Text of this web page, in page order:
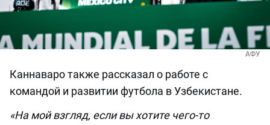
АФУ
Каннаваро также рассказал о работе с
командой и развитии футбола в Узбекистане.
«На мой взгляд, если вы хотите чего-то